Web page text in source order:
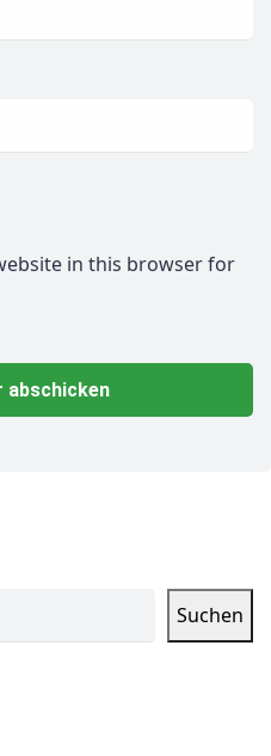
in this browser for
Suchen